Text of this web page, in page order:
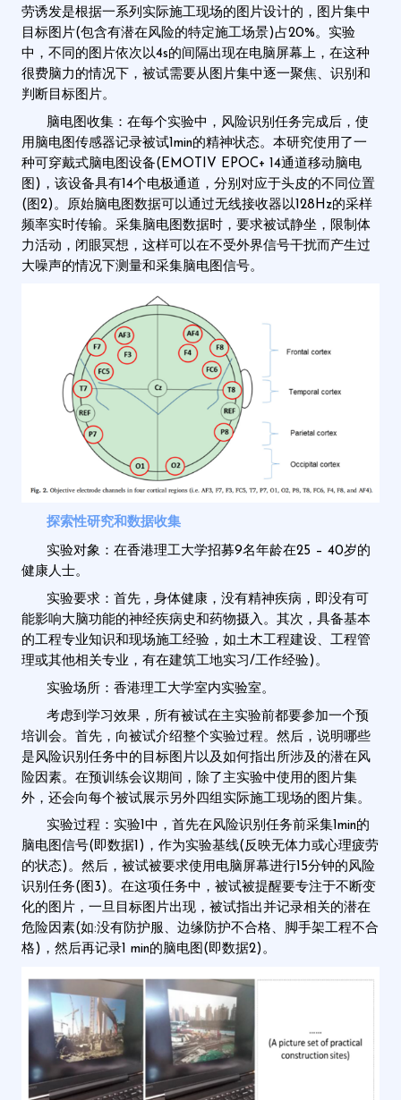
劳诱发是根据一系列实际施工现场的图片设计的，图片集中
目标图片(包含有潜在风险的特定施工场景)占20%。实验
中，不同的图片依次以4s的间隔出现在电脑屏幕上，在这种
很费脑力的情况下，被试需要从图片集中逐一聚焦、识别和
判断目标图片。
脑电图收集：在每个实验中，风险识别任务完成后，使
用脑电图传感器记录被试1min的精神状态。本研究使用了一
种可穿戴式脑电图设备(EMOTIV EPOC+ 14通道移动脑电
图)，该设备具有14个电极通道，分别对应于头皮的不同位置
(图2)。原始脑电图数据可以通过无线接收器以128Hz的采样
频率实时传输。采集脑电图数据时，要求被试静坐，限制体
力活动，闭眼冥想，这样可以在不受外界信号干扰而产生过
大噪声的情况下测量和采集脑电图信号。
探索性研究和数据收集
实验对象：在香港理工大学招募9名年龄在25 – 40岁的
健康人士。
实验要求：首先，身体健康，没有精神疾病，即没有可
能影响大脑功能的神经疾病史和药物摄入。其次，具备基本
的工程专业知识和现场施工经验，如土木工程建设、工程管
理或其他相关专业，有在建筑工地实习/工作经验)。
实验场所：香港理工大学室内实验室。
考虑到学习效果，所有被试在主实验前都要参加一个预
培训会。首先，向被试介绍整个实验过程。然后，说明哪些
是风险识别任务中的目标图片以及如何指出所涉及的潜在风
险因素。在预训练会议期间，除了主实验中使用的图片集
外，还会向每个被试展示另外四组实际施工现场的图片集。
实验过程：实验1中，首先在风险识别任务前采集1min的
脑电图信号(即数据1)，作为实验基线(反映无体力或心理疲劳
的状态)。然后，被试被要求使用电脑屏幕进行15分钟的风险
识别任务(图3)。在这项任务中，被试被提醒要专注于不断变
化的图片，一旦目标图片出现，被试指出并记录相关的潜在
危险因素(如:没有防护服、边缘防护不合格、脚手架工程不合
格)，然后再记录1 min的脑电图(即数据2)。